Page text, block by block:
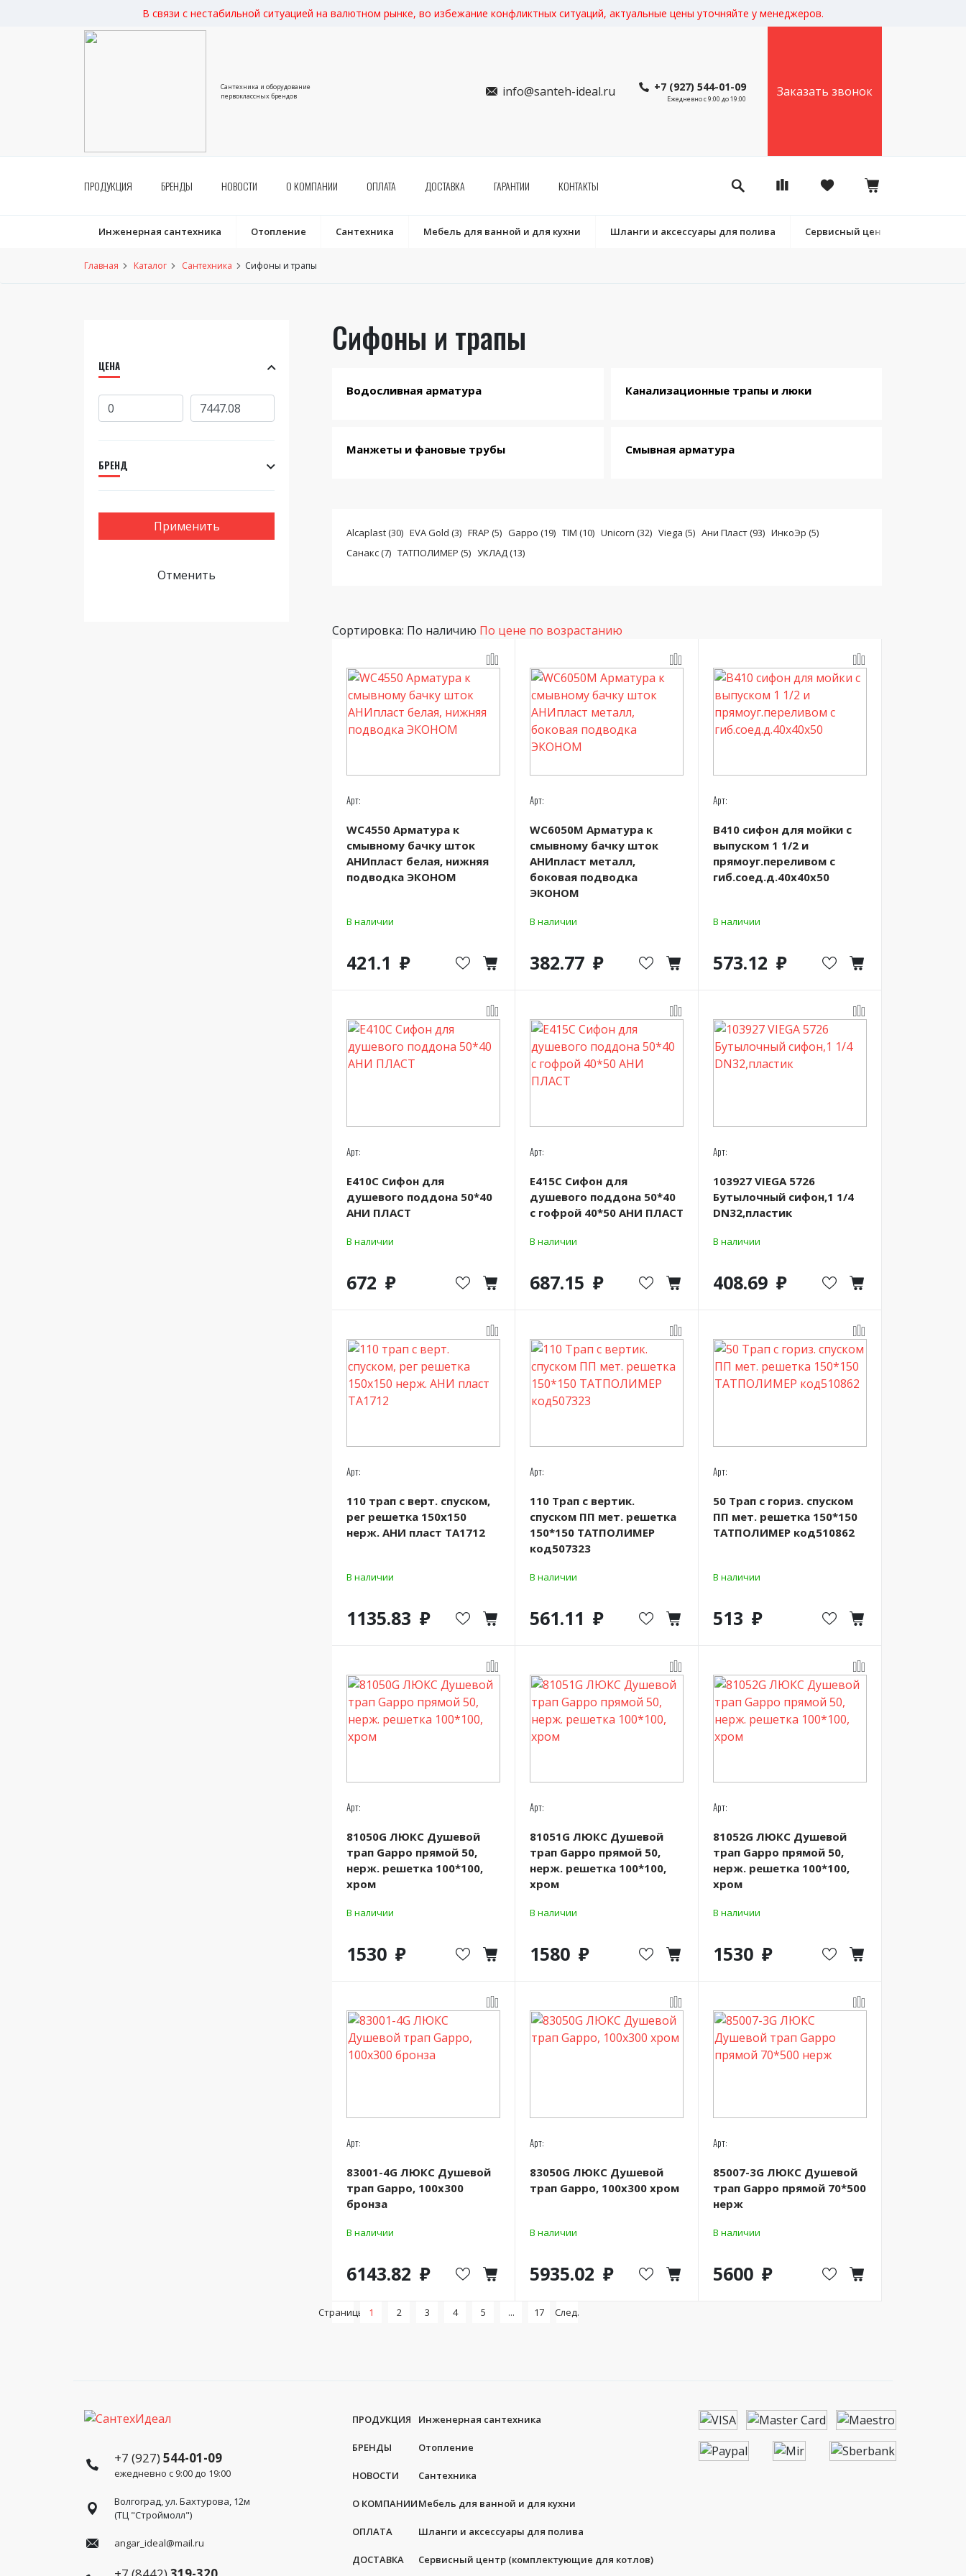
В связи с нестабильной ситуацией на валютном рынке, во избежание конфликтных ситуаций, актуальные цены уточняйте у менеджеров.
Сантехника и оборудование
первоклассных брендов
info@santeh-ideal.ru +7 (927) 544-01-09
Ежедневно с 9:00 до 19:00 Заказать звонок
ПРОДУКЦИЯ БРЕНДЫ НОВОСТИ О КОМПАНИИ ОПЛАТА ДОСТАВКА ГАРАНТИИ КОНТАКТЫ
Инженерная сантехника Отопление Сантехника Мебель для ванной и для кухни Шланги и аксессуары для полива Сервисный центр
Главная Каталог Сантехника Сифоны и трапы
Сифоны и трапы
Водосливная арматура Канализационные трапы и люки
Манжеты и фановые трубы Смывная арматура
Alcaplast (30) EVA Gold (3) FRAP (5) Gappo (19) TIM (10) Unicorn (32) Viega (5) Ани Пласт (93) ИнкоЭр (5)
Санакс (7) ТАТПОЛИМЕР (5) УКЛАД (13)
ЦЕНА
БРЕНД
Сортировка: По наличию По цене по возрастанию
Арт:
WC4550 Арматура к
смывному бачку шток
АНИпласт белая, нижняя
подводка ЭКОНОМ
В наличии
421.1
Арт:
WC6050М Арматура к
смывному бачку шток
АНИпласт металл,
боковая подводка
ЭКОНОМ
В наличии
382.77
Арт:
В410 сифон для мойки с
выпуском 1 1/2 и
прямоуг.переливом с
гиб.соед.д.40х40х50
В наличии
573.12
Арт:
Е410C Сифон для
душевого поддона 50*40
АНИ ПЛАСТ
В наличии
672
Арт:
Е415C Сифон для
душевого поддона 50*40
с гофрой 40*50 АНИ ПЛАСТ
В наличии
687.15
Арт:
103927 VIEGA 5726
Бутылочный сифон,1 1/4
DN32,пластик
В наличии
408.69
Арт:
110 трап с верт. спуском,
рег решетка 150х150
нерж. АНИ пласт TA1712
В наличии
1135.83
Арт:
110 Трап с вертик.
спуском ПП мет. решетка
150*150 ТАТПОЛИМЕР
код507323
В наличии
561.11
Арт:
50 Трап с гориз. спуском
ПП мет. решетка 150*150
ТАТПОЛИМЕР код510862
В наличии
513
Арт:
81050G ЛЮКС Душевой
трап Gappo прямой 50,
нерж. решетка 100*100,
хром
В наличии
1530
Арт:
81051G ЛЮКС Душевой
трап Gappo прямой 50,
нерж. решетка 100*100,
хром
В наличии
1580
Арт:
81052G ЛЮКС Душевой
трап Gappo прямой 50,
нерж. решетка 100*100,
хром
В наличии
1530
Арт:
83001-4G ЛЮКС Душевой
трап Gappo, 100х300
бронза
В наличии
6143.82
Арт:
83050G ЛЮКС Душевой
трап Gappo, 100х300 хром
В наличии
5935.02
Арт:
85007-3G ЛЮКС Душевой
трап Gappo прямой 70*500
нерж
В наличии
5600
Страницы: 1 2 3 4 5 ... 17 След.
+7 (927)544-01-09
ежедневно с 9:00 до 19:00
Волгоград, ул. Бахтурова, 12м
(ТЦ "Строймолл")
angar_ideal@mail.ru
ПРОДУКЦИЯ
БРЕНДЫ
НОВОСТИ
О КОМПАНИИ
ОПЛАТА
ДОСТАВКА
Инженерная сантехника
Отопление
Сантехника
Мебель для ванной и для кухни
Шланги и аксессуары для полива
Сервисный центр (комплектующие для котлов)